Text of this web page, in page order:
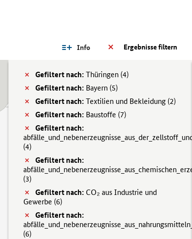
Ergebnisse filtern
Info
Gefiltert nach: Thüringen (4)
Gefiltert nach: Bayern (5)
Gefiltert nach: Textilien und Bekleidung (2)
Gefiltert nach: Baustoffe (7)
Gefiltert nach:
(4)
Gefiltert nach:
(3)
Gefiltert nach: CO₂ aus Industrie und
Gewerbe (6)
Gefiltert nach:
(6)